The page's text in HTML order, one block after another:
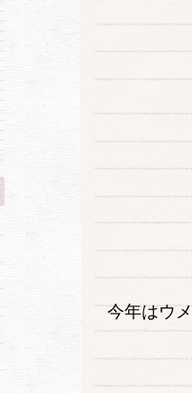
今年はウ